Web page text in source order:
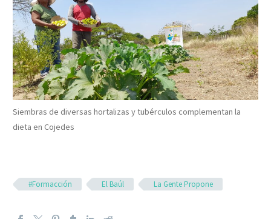
Siembras de diversas hortalizas y tubérculos complementan la
dieta en Cojedes
#Formacción El Baúl La Gente Propone